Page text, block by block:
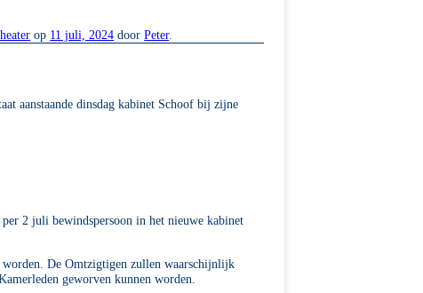
op 11 juli, 2024 doorPeter.
aanstaande dinsdag kabinet Schoof bij zijne
2 juli bewindspersoon in het nieuwe kabinet
worden. De Omtzigtigen zullen waarschijnlijk
geworven kunnen worden.